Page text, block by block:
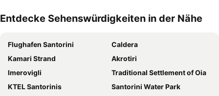
Entdecke Sehenswürdigkeiten in der Nähe
Flughafen Santorini
Caldera
Kamari Strand
Akrotiri
Imerovigli
Traditional Settlement of Oia
KTEL Santorinis
Santorini Water Park